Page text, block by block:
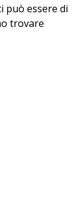
può essere di
trovare